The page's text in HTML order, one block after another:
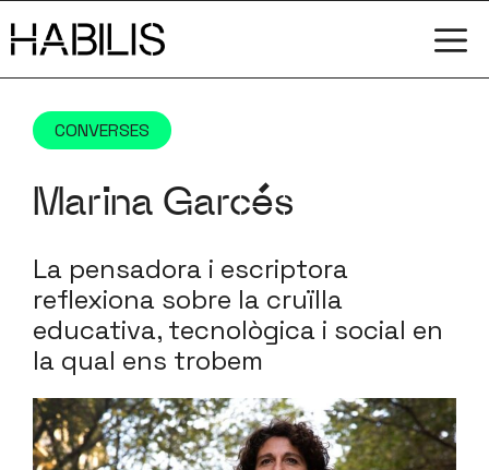
al
CONVERSES
Marina Garcés
La pensadora i escriptora
reflexiona sobre la cruïlla
educativa, tecnològica i social en
la qual ens trobem